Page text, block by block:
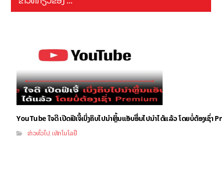
YouTube ໃຈດີ ເປີດຟີເຈີ້ເບິ່ງຄິບໄປນຳຫຼິ້ນແອັບອື່ນໄປນຳໄດ້ແລ້ວ ໂດຍບໍ່ຕ້ອງເຊົ່າ
ຂ່າວທົ່ວໄປ,ເທັກໂນໂລຢີ